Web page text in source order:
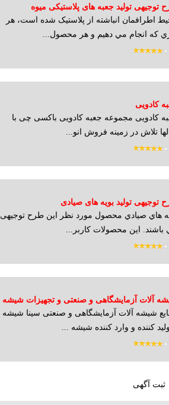
توجیهی تولید جعبه های پلاستیکی میوه
اطرافمان انباشته از پلاستيک شده است، هر
که انجام مي دهيم و هر محصول...
کادویی
کادویی مجموعه جعبه کادویی باکسی چی با
تلاش در زمینه فروش انو...
توجیهی تولید بویه های صیادی
هاي صيادي محصول مورد نظر اين طرح توجیهی
باشند. اين محصولات كاربر...
آلات آزمایشگاهی و صنعتی و تجهیزات شیشه
شیشه آلات آزمایشگاهی و صنعتی سینا شیشه
کننده و وارد کننده شیشه ...
ثبت آگهی